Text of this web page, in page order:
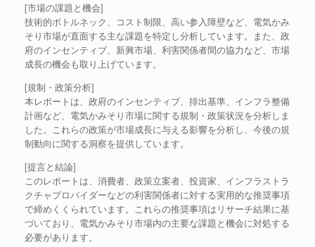
[市場の課題と機会]
技術的ボトルネック、コスト制限、高い参入障壁など、電気かみ
そり市場が直面する主な課題を特定し分析しています。また、政
府のインセンティブ、新興市場、利害関係者間の協力など、市場
成長の機会も取り上げています。
[規制・政策分析]
本レポートは、政府のインセンティブ、排出基準、インフラ整備
計画など、電気かみそり市場に関する規制・政策状況を分析しま
した。これらの政策が市場成長に与える影響を分析し、今後の規
制動向に関する洞察を提供しています。
[提言と結論]
このレポートは、消費者、政策立案者、投資家、インフラストラ
クチャプロバイダーなどの利害関係者に対する実用的な推奨事項
で締めくくられています。これらの推奨事項はリサーチ結果に基
づいており、電気かみそり市場内の主要な課題と機会に対処する
必要があります。